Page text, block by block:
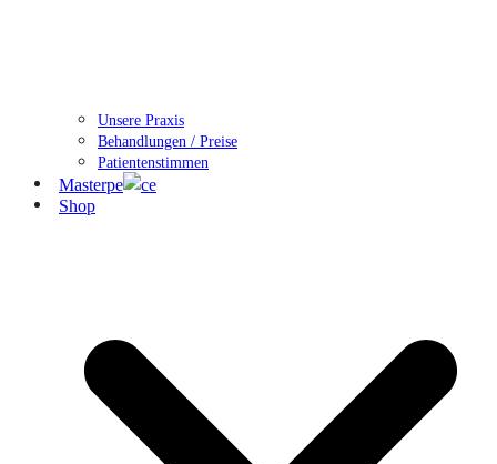
Unsere Praxis
Behandlungen / Preise
Patientenstimmen
Masterpe
ce
Shop